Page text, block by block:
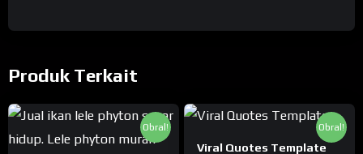
Produk Terkait
Obral! Obral!
Viral Quotes Template